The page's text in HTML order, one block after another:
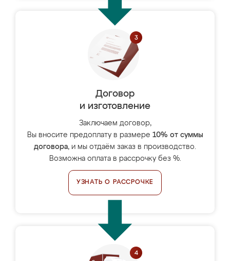
Договор
и изготовление
Заключаем договор,
Вы вносите предоплату в размере 10% от суммы
договора, и мы отдаём заказ в производство.
Возможна оплата в рассрочку без %.
УЗНАТЬ О РАССРОЧКЕ